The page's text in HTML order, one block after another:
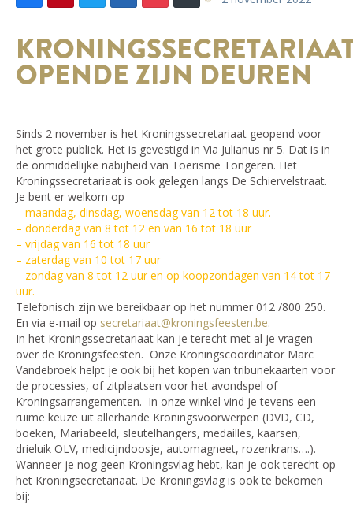
OPENDE ZIJN DEUREN
Sinds 2 november is het Kroningssecretariaat geopend voor
het grote publiek. Het is gevestigd in Via Julianus nr 5. Dat is in
de onmiddellijke nabijheid van Toerisme Tongeren. Het
Kroningssecretariaat is ook gelegen langs De Schiervelstraat.
Je bent er welkom op
– maandag, dinsdag, woensdag van 12 tot 18 uur.
– donderdag van 8 tot 12 en van 16 tot 18 uur
– vrijdag van 16 tot 18 uur
– zaterdag van 10 tot 17 uur
– zondag van 8 tot 12 uur en op koopzondagen van 14 tot 17
uur.
Telefonisch zijn we bereikbaar op het nummer 012 /800 250.
En via e-mail op secretariaat@kroningsfeesten.be.
In het Kroningssecretariaat kan je terecht met al je vragen
over de Kroningsfeesten. Onze Kroningscoördinator Marc
Vandebroek helpt je ook bij het kopen van tribunekaarten voor
de processies, of zitplaatsen voor het avondspel of
Kroningsarrangementen. In onze winkel vind je tevens een
ruime keuze uit allerhande Kroningsvoorwerpen (DVD, CD,
boeken, Mariabeeld, sleutelhangers, medailles, kaarsen,
drieluik OLV, medicijndoosje, automagneet, rozenkrans….).
Wanneer je nog geen Kroningsvlag hebt, kan je ook terecht op
het Kroningsecretariaat. De Kroningsvlag is ook te bekomen
bij: